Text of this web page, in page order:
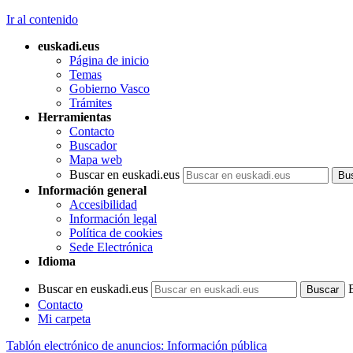
Ir al contenido
euskadi.eus
Página de inicio
Temas
Gobierno Vasco
Trámites
Herramientas
Contacto
Buscador
Mapa web
Buscar en euskadi.eus
Información general
Accesibilidad
Información legal
Política de cookies
Sede Electrónica
Idioma
Buscar en euskadi.eus
Contacto
Mi carpeta
Tablón electrónico de anuncios: Información pública